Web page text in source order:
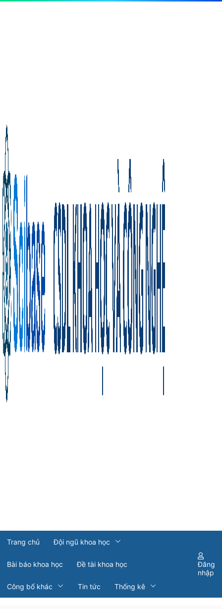
Trang chủ Đội ngũ khoa học
Bài báo khoa học Đề tài khoa học
Công bố khác Tin tức Thống kê
Đăng
nhập